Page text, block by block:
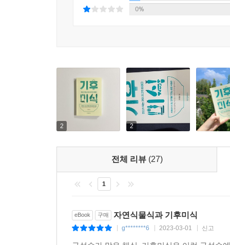
위해선 고기를 많이 먹어야 한다’라며 고기 중심
40~70만 명이 기아와 질병으로 사망했을 것으로
평균보다 34%나 감소했고, 당뇨병은 아예 사라
집착을 신속하고, 효과적으로 내려놓지 못하면
인해 식량위기가 예상되는 지금, 이 사례는 현
계절별 즐길 수 있는 ‘제철 음식 가이드’와 ‘영양
기후악당에서 기후미식 선도국으로
2020년 노르웨이의 비영리단체 EAT와 영국의
버티지 못한다. 놀라운 점은 한국의 생태발자국
3,000칼로리로 2000년대 초반과 비슷한 수준
0%
2 2
전체 리뷰 (27)
1
eBook 구매 자연식물식과 기후미식
g********6 2023-03-01 신고